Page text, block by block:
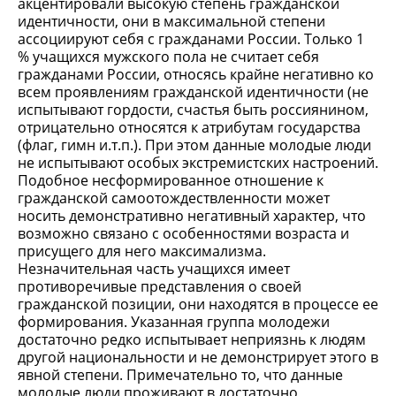
идентичности, они в максимальной степени
ассоциируют себя с гражданами России. Только 1
% учащихся мужского пола не считает себя
гражданами России, относясь крайне негативно ко
всем проявлениям гражданской идентичности (не
испытывают гордости, счастья быть россиянином,
отрицательно относятся к атрибутам государства
(флаг, гимн и.т.п.). При этом данные молодые люди
не испытывают особых экстремистских настроений.
Подобное несформированное отношение к
гражданской самоотождествленности может
носить демонстративно негативный характер, что
возможно связано с особенностями возраста и
присущего для него максимализма.
Незначительная часть учащихся имеет
противоречивые представления о своей
гражданской позиции, они находятся в процессе ее
формирования. Указанная группа молодежи
достаточно редко испытывает неприязнь к людям
другой национальности и не демонстрирует этого в
явной степени. Примечательно то, что данные